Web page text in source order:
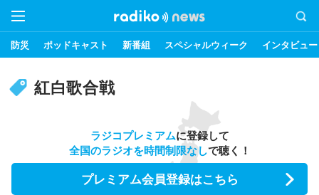
防災 ポッドキャスト 新番組 スペシャルウィーク インタビュー
紅白歌合戦
ラジコプレミアムに登録して
全国のラジオを時間制限なしで聴く！
プレミアム会員登録はこちら